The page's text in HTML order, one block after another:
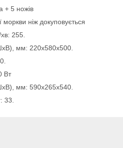
+ 5 ножів
моркви ніж докуповується
255.
мм: 220х580х500.
Вт
мм: 590х265х540.
33.